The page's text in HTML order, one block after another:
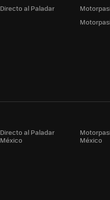
Directo al Paladar
Directo al Paladar
México
México